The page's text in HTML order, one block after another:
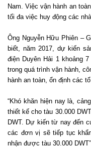
Nam. Việc vận hành an
tối đa việc huy động các
Ông Nguyễn Hữu Phiên –
biết, năm 2017, dự kiến
điện Duyên Hải 1 khoảng
trong quá trình vận hành,
hành an toàn, ổn định các tổ
“Khó khăn hiện nay là,
thiết kế cho tàu 30.000
DWT. Dự kiến từ nay đến
các đơn vị sẽ tiếp tục
nhận được tàu 30.000